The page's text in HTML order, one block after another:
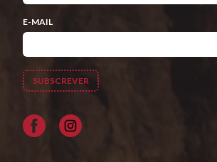
E-MAIL
Facebook